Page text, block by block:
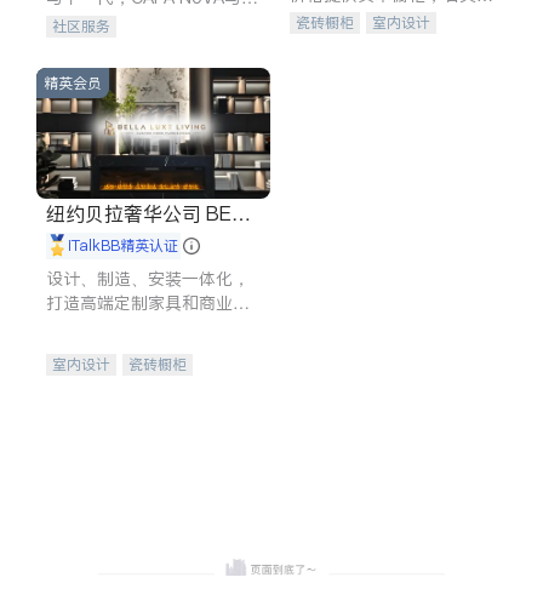
携手建设包容、公平、充满
社区服务
台面，多种优质不锈钢水
瓷砖橱柜
室内设计
精英会员
纽约贝拉奢华公司 BELL
A LUXE
iTalkBB精英认证
设计、制造、安装一体化，
打造高端定制家具和商业空
室内设计
瓷砖橱柜